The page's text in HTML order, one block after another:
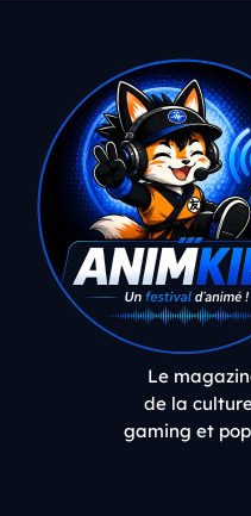
Le
de la
gaming et